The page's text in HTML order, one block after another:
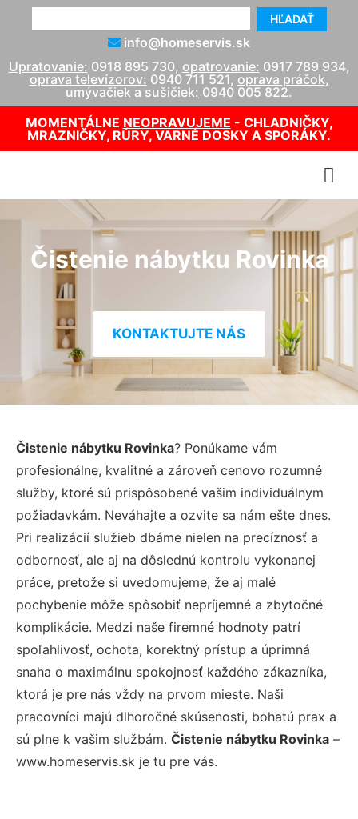
HĽADAŤ
info@homeservis.sk
Upratovanie: 0918 895 730, opatrovanie: 0917 789 934,
oprava televízorov: 0940 711 521, oprava práčok,
umývačiek a sušičiek: 0940 005 822.
MOMENTÁLNE NEOPRAVUJEME - CHLADNIČKY,
MRAZNIČKY, RÚRY, VARNÉ DOSKY A SPORÁKY.
Čistenie nábytku Rovinka
KONTAKTUJTE NÁS
Čistenie nábytku Rovinka? Ponúkame vám
profesionálne, kvalitné a zároveň cenovo rozumné
služby, ktoré sú prispôsobené vašim individuálnym
požiadavkám. Neváhajte a ozvite sa nám ešte dnes.
Pri realizácií služieb dbáme nielen na precíznosť a
odbornosť, ale aj na dôslednú kontrolu vykonanej
práce, pretože si uvedomujeme, že aj malé
pochybenie môže spôsobiť nepríjemné a zbytočné
komplikácie. Medzi naše firemné hodnoty patrí
spoľahlivosť, ochota, korektný prístup a úprimná
snaha o maximálnu spokojnosť každého zákazníka,
ktorá je pre nás vždy na prvom mieste. Naši
pracovníci majú dlhoročné skúsenosti, bohatú prax a
sú plne k vašim službám. Čistenie nábytku Rovinka –
www.homeservis.sk je tu pre vás.